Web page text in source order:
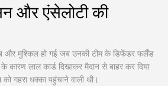
और एंसेलोटी की
और मुश्किल हो गई जब उनकी टीम के डिफेंडर फर्लैंड
कारण लाल कार्ड दिखाकर मैदान से बाहर कर दिया
गहरा धक्का पहुंचाने वाली थी।